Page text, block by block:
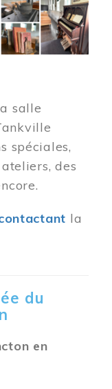
salle
spéciales,
des
la
du
en